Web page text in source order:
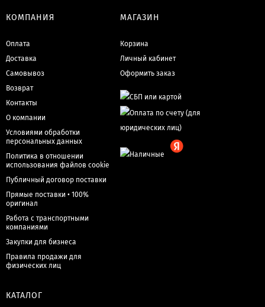
КОМПАНИЯ
Оплата
Доставка
Самовывоз
Возврат
Контакты
О компании
Условиями обработки
персональных данных
Политика в отношении
использования файлов cookie
Публичный договор поставки
Прямые поставки • 100%
оригинал
Работа с транспортными
компаниями
Закупки для бизнеса
Правила продажи для
физических лиц
МАГАЗИН
Корзина
Личный кабинет
Оформить заказ
КАТАЛОГ